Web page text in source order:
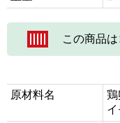
この商品
原材料名
鶏